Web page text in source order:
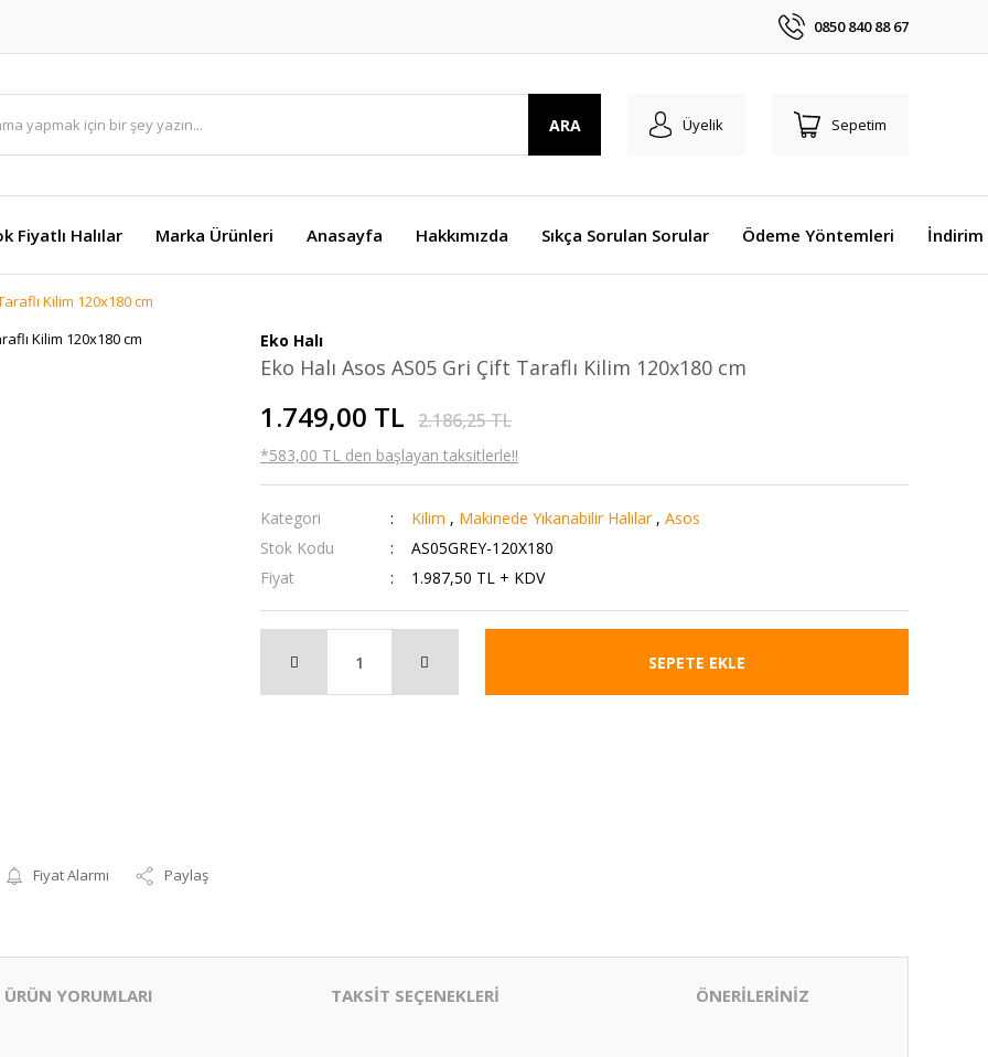
0850 840 88 67
ARA Üyelik Sepetim
Fiyatlı Halılar Marka Ürünleri Anasayfa Hakkımızda Sıkça Sorulan Sorular Ödeme Yöntemleri İndirim
Kilim 120x180 cm
Fiyat Alarmı Paylaş
Eko Halı
Eko Halı Asos AS05 Gri Çift Taraflı Kilim 120x180 cm
1.749,00 TL 2.186,25 TL
*583,00 TL den başlayan taksitlerle!!
Kategori Kilim , Makinede Yıkanabilir Halılar , Asos
Stok Kodu
AS05GREY-120X180
Fiyat
1.987,50 TL + KDV
SEPETE EKLE
ÜRÜN YORUMLARI TAKSİT SEÇENEKLERİ ÖNERİLERİNİZ